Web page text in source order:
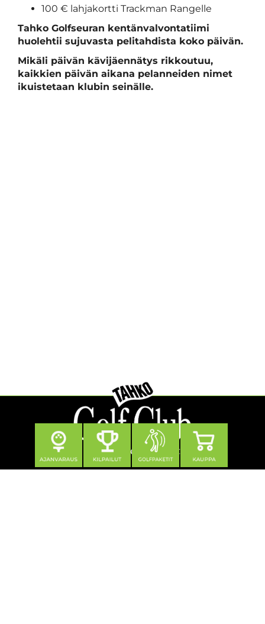
100 € lahjakortti Trackman Rangelle
Tahko Golfseuran kentänvalvontatiimi
huolehtii sujuvasta pelitahdista koko päivän.
Mikäli päivän kävijäennätys rikkoutuu,
kaikkien päivän aikana pelanneiden nimet
ikuistetaan klubin seinälle.